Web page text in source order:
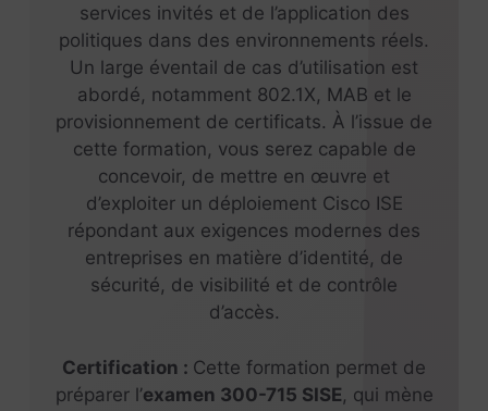
services invités et de l’application des
politiques dans des environnements réels.
Un large éventail de cas d’utilisation est
abordé, notamment 802.1X, MAB et le
provisionnement de certificats. À l’issue de
cette formation, vous serez capable de
concevoir, de mettre en œuvre et
d’exploiter un déploiement Cisco ISE
répondant aux exigences modernes des
entreprises en matière d’identité, de
sécurité, de visibilité et de contrôle
d’accès.
Certification : Cette formation permet de
préparer l’examen 300-715 SISE, qui mène